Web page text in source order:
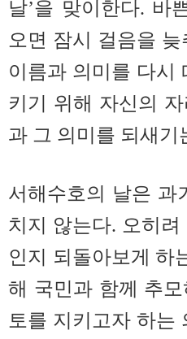
날’을 맞이한다. 바
오면 잠시 걸음을
이름과 의미를 다시
키기 위해 자신의
과 그 의미를 되새기
서해수호의 날은 과
치지 않는다. 오히
인지 되돌아보게 하
해 국민과 함께 추
토를 지키고자 하는